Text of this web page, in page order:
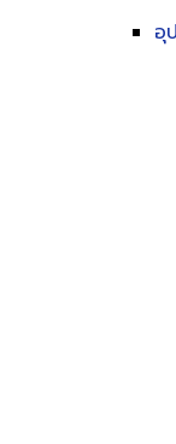
อุ